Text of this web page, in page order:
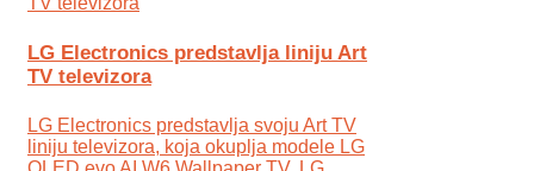
LG Electronics predstavlja liniju Art
TV televizora
LG Electronics predstavlja svoju Art TV
liniju televizora, koja okuplja modele LG